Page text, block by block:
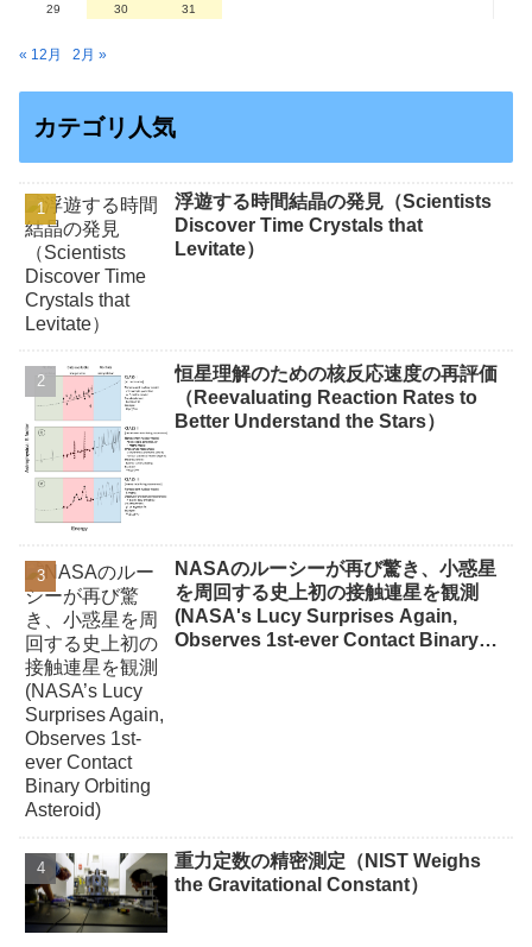
29
30 31
« 12月 2月 »
カテゴリ人気
浮遊する時間結晶の発見（Scientists
Discover Time Crystals that
Levitate）
恒星理解のための核反応速度の再評価
（Reevaluating Reaction Rates to
Better Understand the Stars）
NASAのルーシーが再び驚き、小惑星
を周回する史上初の接触連星を観測
(NASA's Lucy Surprises Again,
Observes 1st-ever Contact Binary
重力定数の精密測定（NIST Weighs
the Gravitational Constant）